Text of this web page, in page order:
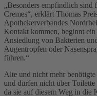
„Besonders empfindlich sind
Cremes“, erklärt Thomas
Apothekerverbandes
Kontakt kommen, beginnt
Ansiedlung von Bakterien
Augentropfen oder
führen.“
Alte und nicht mehr
und dürfen nicht über Toilette
da sie auf diesem Weg in die